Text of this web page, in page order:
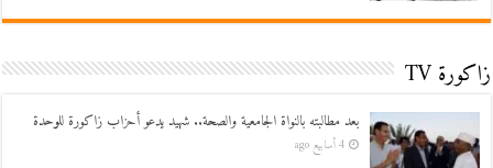
زاكورة TV
بعد مطالبته بالنواة الجامعية والصحة.. شهيد يدعو أحزاب زاكورة للوحدة
4 أسابيع ago